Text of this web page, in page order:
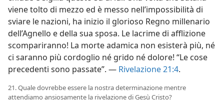
viene tolto di mezzo ed è messo nell’impossibilità di
sviare le nazioni, ha inizio il glorioso Regno millenario
dell’Agnello e della sua sposa. Le lacrime di afflizione
scompariranno! La morte adamica non esisterà più, né
ci saranno più cordoglio né grido né dolore! “Le cose
precedenti sono passate”. — Rivelazione 21:4.
21. Quale dovrebbe essere la nostra determinazione mentre
attendiamo ansiosamente la rivelazione di Gesù Cristo?